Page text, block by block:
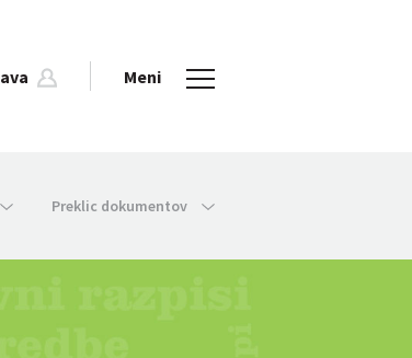
Meni
Preklic dokumentov